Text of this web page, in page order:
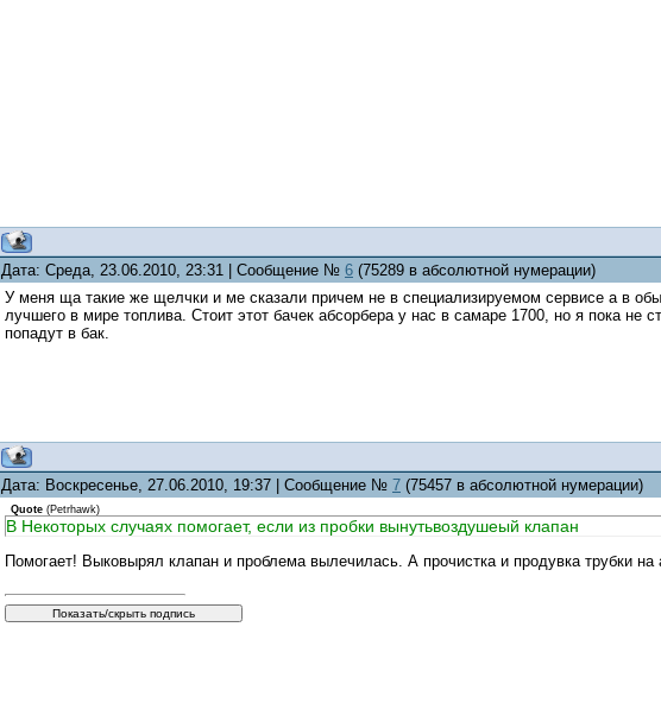
Дата: Среда, 23.06.2010, 23:31 | Сообщение № 6 (75289 в абсолютной нумерации)
У меня ща такие же щелчки и ме сказали причем не в специализируемом сервисе а в
лучшего в мире топлива. Стоит этот бачек абсорбера у нас в самаре 1700, но я пока не
попадут в бак.
Дата: Воскресенье, 27.06.2010, 19:37 | Сообщение № 7 (75457 в абсолютной нумерации)
Quote (Petrhawk)
В Некоторых случаях помогает, если из пробки вынутьвоздушеый клапан
Помогает! Выковырял клапан и проблема вылечилась. А прочистка и продувка трубки на